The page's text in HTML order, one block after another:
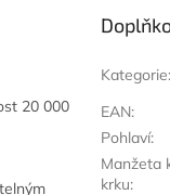
20 000
Kategorie:
EAN:
Pohlaví:
Manžeta
krku: